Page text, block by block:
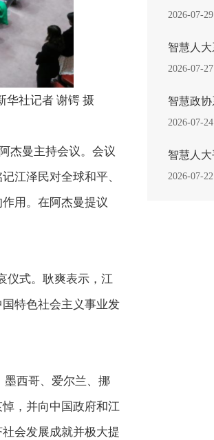
华社记者 谢锷 摄
杰曼主持会议。会议
江泽民对全球和平、
用。在阿杰曼提议
仪式。耿爽表示，江
特色社会主义事业发
西哥、爱尔兰、挪
，并向中国政府和江
会发展成就并极大提
2026-07-29
2026-07-27
2026-07-24
2026-07-22